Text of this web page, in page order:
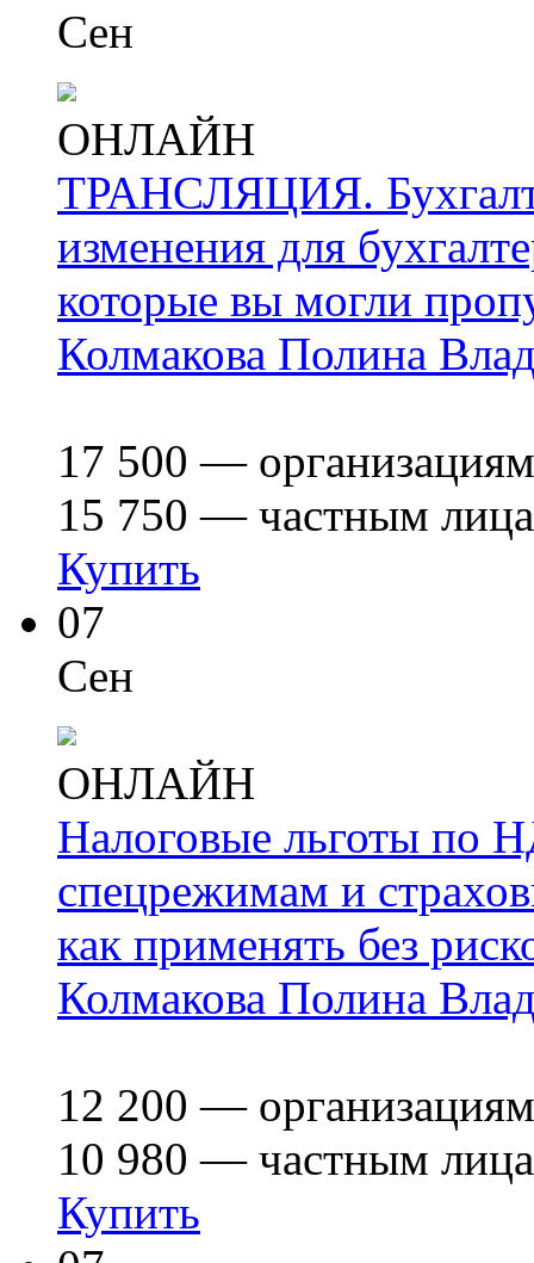
Сен
ОНЛАЙН
ТРАНСЛЯЦИЯ.
изменения для
которые вы могли
Колмакова Полина
17 500— организациям
15 750— частным
Купить
07
Сен
ОНЛАЙН
Налоговые льготы по
спецрежимам и
как применять без
Колмакова Полина
12 200— организациям
10 980— частным
Купить